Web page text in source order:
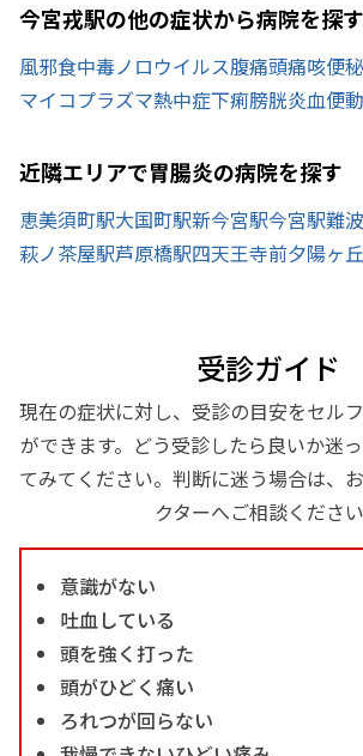
今宮戎駅の他の症状から病院を探す
風邪食中毒ノロウイルス腹痛頭痛咳便秘
マイコプラズマ熱中症下痢膀胱炎血便
近隣エリアで胃腸炎の病院を探す
恵美須町駅大国町駅新今宮駅今宮駅難
萩ノ茶屋駅芦原橋駅四天王寺前夕陽ヶ
受診ガイド
現在の症状に対し、受診の目安をセル
ができます。どう受診したら良いか迷
てみてください。判断に迷う場合は、
クターへご相談ください
意識がない
吐血している
頭を強く打った
頭がひどく痛い
ろれつが回らない